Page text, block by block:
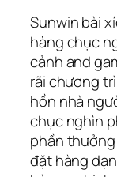
Sunwin bài
hàng chục
cảnh and
rãi chương
hồn nhà
chục nghìn
phần
đặt hàng